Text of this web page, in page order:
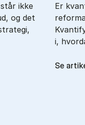
ikke
og det
Er
i,
Se